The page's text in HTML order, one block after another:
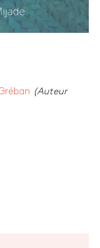
(Auteur